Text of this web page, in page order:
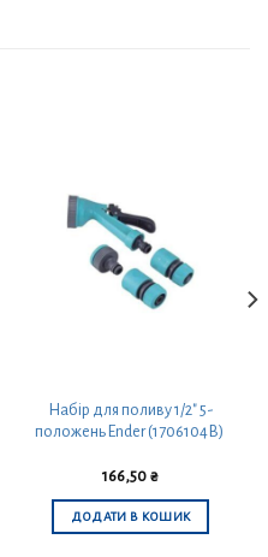
Набір для поливу 1/2″ 5-
положень Ender (1706104В)
166,50 ₴
ДОДАТИ В КОШИК